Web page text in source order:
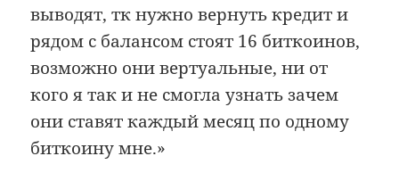
выводят, тк нужно вернуть кредит и
рядом с балансом стоят 16 биткоинов,
возможно они вертуальные, ни от
кого я так и не смогла узнать зачем
они ставят каждый месяц по одному
биткоину мне.»